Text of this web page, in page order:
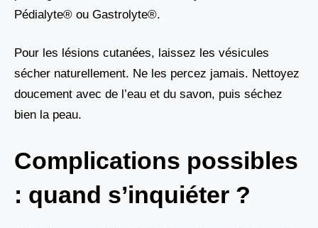
Pédialyte® ou Gastrolyte®.
Pour les lésions cutanées, laissez les vésicules
sécher naturellement. Ne les percez jamais. Nettoyez
doucement avec de l’eau et du savon, puis séchez
bien la peau.
Complications possibles
: quand s’inquiéter ?